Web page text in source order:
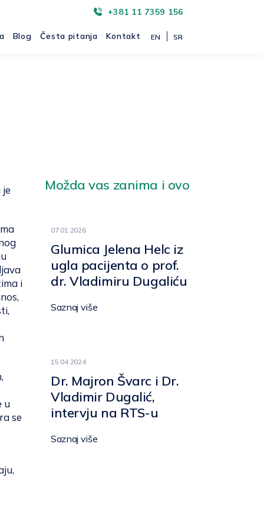
+381 11 7359 156
Blog Česta pitanja Kontakt EN SR
i
u
se
Možda vas zanima i ovo
07 01 2026
Glumica Jelena Helc iz
ugla pacijenta o prof.
dr. Vladimiru Dugaliću
Saznaj više
15 04 2024
Dr. Majron Švarc i Dr.
Vladimir Dugalić,
intervju na RTS-u
Saznaj više